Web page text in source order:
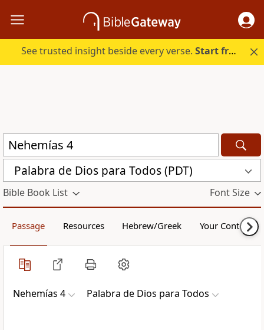
See trusted insight beside every verse.Start free.
Palabra de Dios para Todos (PDT)
Bible Book List Font Size
Passage Resources Hebrew/Greek Your Content
Nehemías 4 Palabra de Dios para Todos